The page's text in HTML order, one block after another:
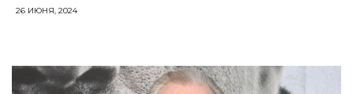
26 ИЮНЯ, 2024